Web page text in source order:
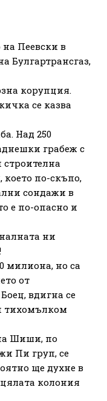
Пеевски в
Булгартрансгаз,
корупция.
се казва
Над 250
грабеж с
строителна
по-скъпо,
сондажи в
е по-опасно и
ни
милиона, но са
от
вдигна се
тихомълком
Шиши, по
Пи груп, се
ще духне в
колония